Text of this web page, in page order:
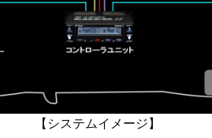
【システムイメージ】